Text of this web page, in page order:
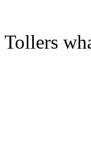
Tollers